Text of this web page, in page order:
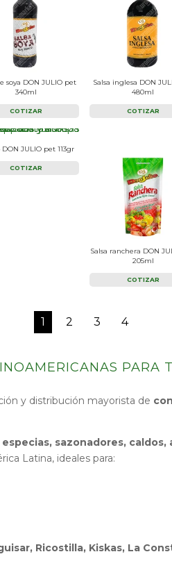
soya DON JULIO pet
340ml
COTIZAR
Salsa inglesa DON
480ml
COTIZAR
DON JULIO pet 113gr
COTIZAR
Salsa ranchera DON
205ml
COTIZAR
1 2 3 4
PARA
y distribución mayorista de
sazonadores,
Latina, ideales para:
Ricostilla, Kiskas, La